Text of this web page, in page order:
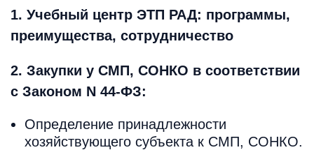
1. Учебный центр ЭТП РАД: программы,
преимущества, сотрудничество
2. Закупки у СМП, СОНКО в соответствии
с Законом N 44-ФЗ:
Определение принадлежности
хозяйствующего субъекта к СМП, СОНКО.